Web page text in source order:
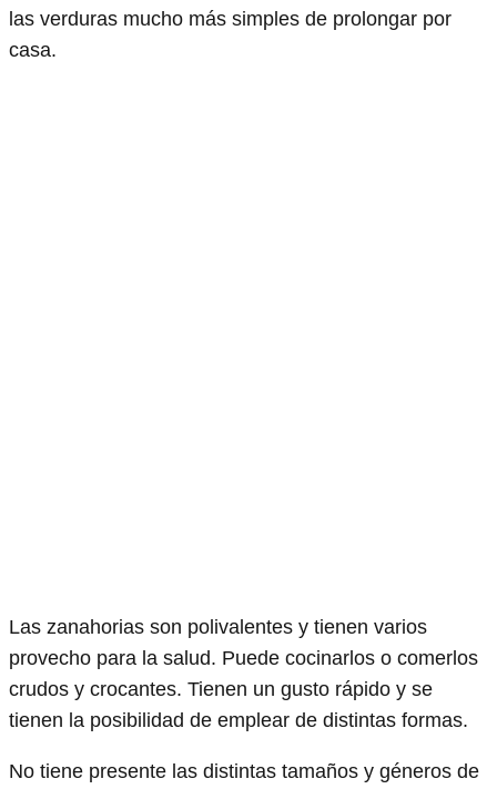
las verduras mucho más simples de prolongar por
casa.
Las zanahorias son polivalentes y tienen varios
provecho para la salud. Puede cocinarlos o comerlos
crudos y crocantes. Tienen un gusto rápido y se
tienen la posibilidad de emplear de distintas formas.
No tiene presente las distintas tamaños y géneros de